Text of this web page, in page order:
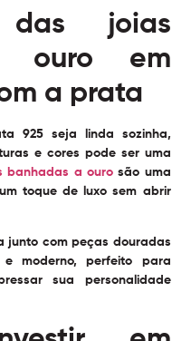
joias
ouro em
a prata
925 seja linda sozinha,
e cores pode ser uma
banhadas a ourosão uma
toque de luxo sem abrir
junto com peças douradas
moderno, perfeito para
sua personalidade